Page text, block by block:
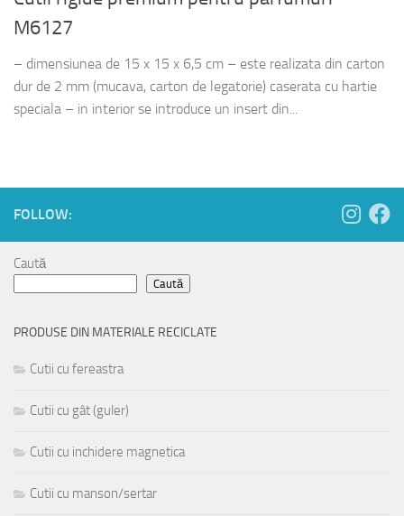
M6127
– dimensiunea de 15 x 15 x 6,5 cm – este realizata din carton
dur de 2 mm (mucava, carton de legatorie) caserata cu hartie
speciala – in interior se introduce un insert din...
FOLLOW:
Caută
Caută
PRODUSE DIN MATERIALE RECICLATE
Cutii cu fereastra
Cutii cu gât (guler)
Cutii cu inchidere magnetica
Cutii cu manson/sertar